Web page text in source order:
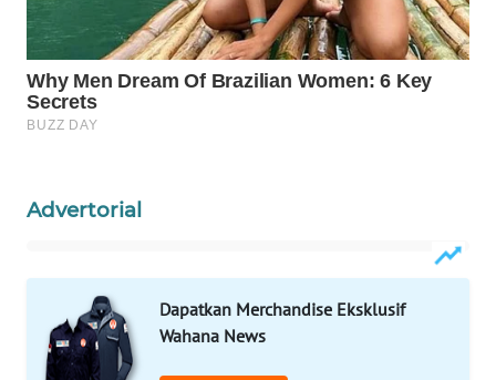
Advertorial
Dapatkan Merchandise Eksklusif
Wahana News
WAHANA
Wahana
Network
LISTRIK
WALINKI
ID